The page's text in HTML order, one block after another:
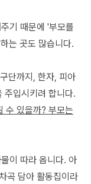
기 때문에 '부모를
는 곳도 많습니다.
단까지, 한자, 피아
주입시키려 합니다.
수 있을까? 부모는
이 따라 옵니다. 아
곡 담아 활동집이라